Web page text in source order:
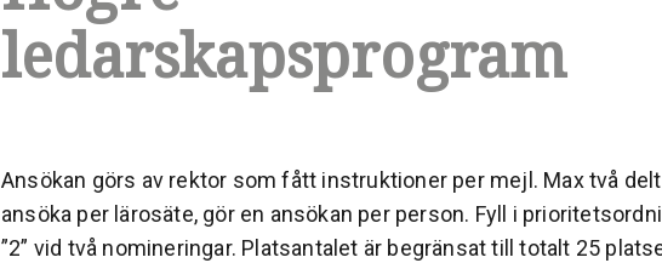
ledarskapsprogram
Ansökan görs av rektor som fått instruktioner per mejl. Max två
ansöka per lärosäte, gör en ansökan per person. Fyll i
”2” vid två nomineringar. Platsantalet är begränsat till totalt 25